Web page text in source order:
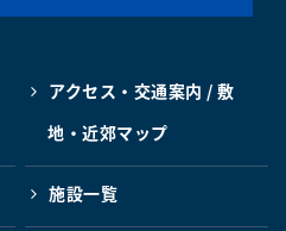
アクセス・交通案内 / 敷
地・近郊マップ
施設一覧